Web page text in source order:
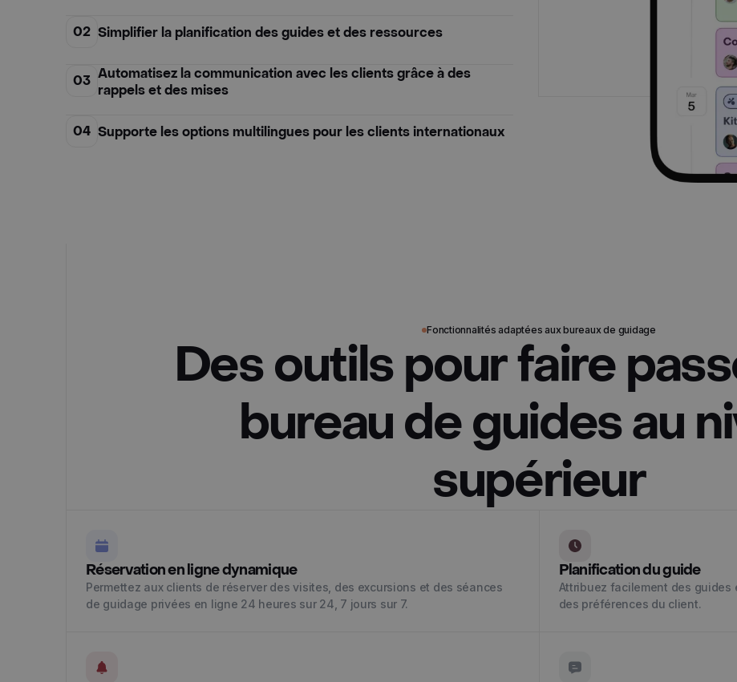
02 Simplifier la planification des guides et des ressources
03 Automatisez la communication avec les clients grâce à des
rappels et des mises
04 Supporte les options multilingues pour les clients internationaux
Fonctionnalités adaptées aux bureaux de guidage
Des outils pour faire
bureau de guides au
supérieur
Réservation en ligne dynamique
Permettez aux clients de réserver des visites, des excursions et des séances
de guidage privées en ligne 24 heures sur 24, 7 jours sur 7.
Planification du guide
Attribuez facilement des
des préférences du client.